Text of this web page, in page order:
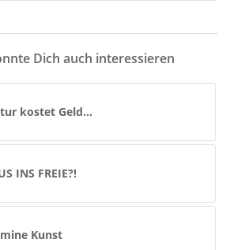
Dich auch interessieren
kostet Geld…
INS FREIE?!
Kunst